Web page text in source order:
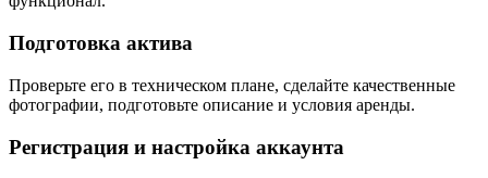
Подготовка актива
Проверьте его в техническом плане, сделайте качественные
фотографии, подготовьте описание и условия аренды.
Регистрация и настройка аккаунта